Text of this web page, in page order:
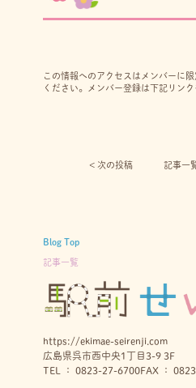
この情報へのアクセスはメンバーに
ください。メンバー登録は下記リン
< 次の投稿︎ 記事一
Blog Top
記事一覧
https://ekimae-seirenji.com
広島県呉市西中央1丁目3-9 3F
TEL ： 0823-27-6700FAX ：